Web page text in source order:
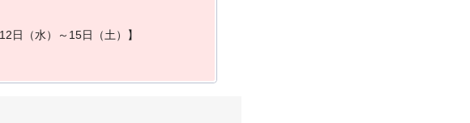
1 2日 （水） ～ 15日 （土）
】